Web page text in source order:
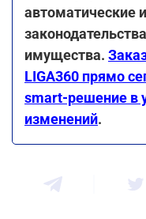
автоматические
имущества.
LIGA360 прямо
smart-решение в
изменений.